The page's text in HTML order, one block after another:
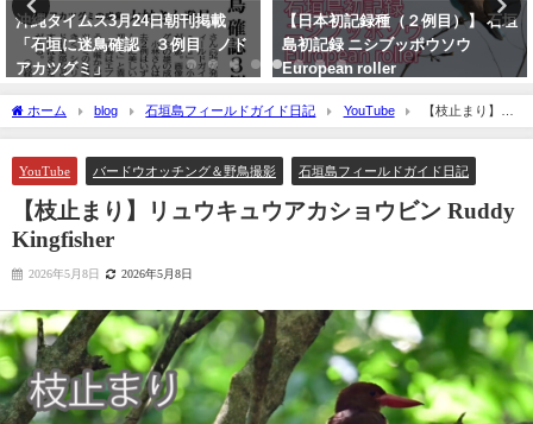
沖縄タイムス3月24日朝刊掲載
「石垣に迷鳥確認 ３例目 ノド
アカツグミ」
【日本初記録種（２例目）】 石垣
島初記録 ニシブッポウソウ
European roller
ホーム blog 石垣島フィールドガイド日記 YouTube
【枝止まり】リ
ュウキュウアカショウビン Ruddy Kingfisher
YouTube バードウオッチング＆野鳥撮影 石垣島フィールドガイド日記
【枝止まり】リュウキュウアカショウビン Ruddy
Kingfisher
2026年5月8日 2026年5月8日